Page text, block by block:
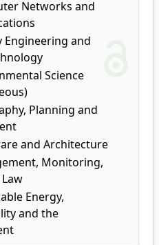
Networks and
Engineering and
Science
Planning and
and Architecture
Monitoring,
Energy,
and the